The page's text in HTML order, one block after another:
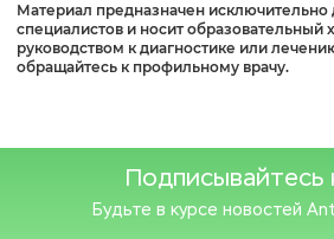
Материал предназначен
специалистов и носит образовательный
руководством к диагностике или
обращайтесь к профильному врачу.
Подписывайтесь
Будьте в курсе новостей